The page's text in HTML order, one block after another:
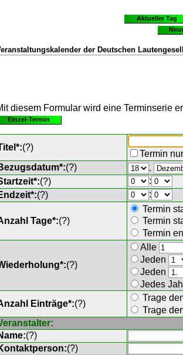
Aktueller Tag
der Deutschen
diesem Formular wird eine Terminserie
Einzel-Termin
(?)
Termin
(?)
.
(?) :
(?) :
Tage*:(?)
Termin
Termin
Termin
(?)
Alle
Jeden
Jeden
Jedes
Einträge*:(?)
Trage
Trage
(?)
(?)